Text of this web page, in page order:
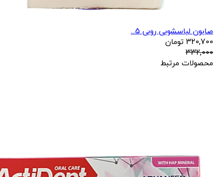
صابون لباسشویی روبی 5...
320,700 تومان
332,000
محصولات مرتبط